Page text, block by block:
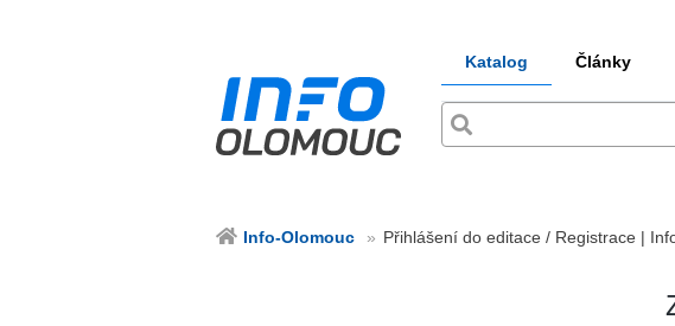
Katalog Články
Info-Olomouc Přihlášení do editace / Registrace |